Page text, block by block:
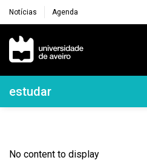
Notícias Agenda
Navegação Principal
Navegação Lateral
estudar
No content to display